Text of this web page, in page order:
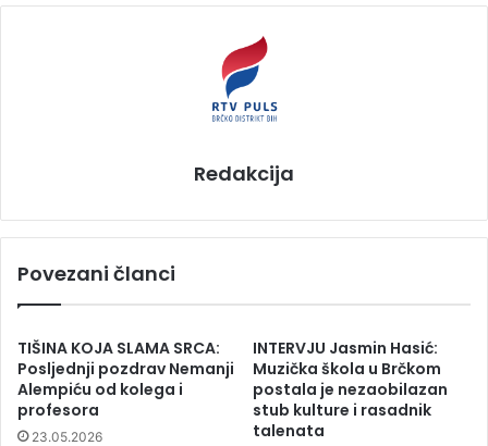
Redakcija
Povezani članci
TIŠINA KOJA SLAMA SRCA:
Posljednji pozdrav Nemanji
Alempiću od kolega i
profesora
23.05.2026
INTERVJU Jasmin Hasić:
Muzička škola u Brčkom
postala je nezaobilazan
stub kulture i rasadnik
talenata